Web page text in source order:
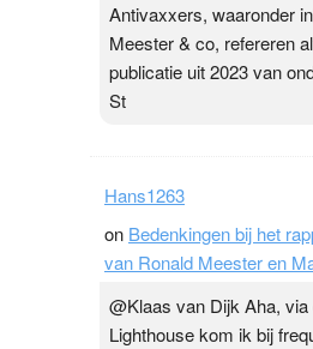
Antivaxxers, waaronder
Meester & co, refereren
publicatie uit 2023 van
St
Hans1263
on Bedenkingen bij het
van Ronald Meester en
@Klaas van Dijk Aha,
Lighthouse kom ik bij